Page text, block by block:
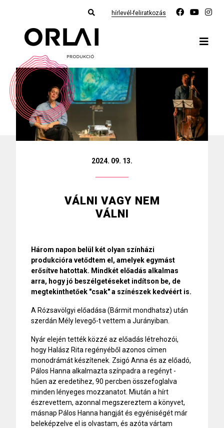
hírlevél-feliratkozás
2024. 09. 13.
VÁLNI VAGY NEM
VÁLNI
Három napon belül két olyan színházi
produkcióra vetődtem el, amelyek egymást
erősítve hatottak. Mindkét előadás alkalmas
arra, hogy jó beszélgetéseket indítson be, de
megtekinthetőek "csak" a színészek kedvéért is.
A Rózsavölgyi előadása (Bármit mondhatsz) után
szerdán Mély levegő-t vettem a Jurányiban.
Nyár elején tették közzé az előadás létrehozói,
hogy Halász Rita regényéből azonos címen
monodrámát készítenek. Zsigó Anna és az előadó,
Pálos Hanna alkalmazta színpadra a regényt -
hűen az eredetihez, 90 percben összefoglalva
minden lényeges mozzanatot. Miután a hírt
észrevettem, azonnal megszereztem a könyvet,
másnap Pálos Hanna hangját és egyéniségét már
beleképzelve el is olvastam, és azóta vártam